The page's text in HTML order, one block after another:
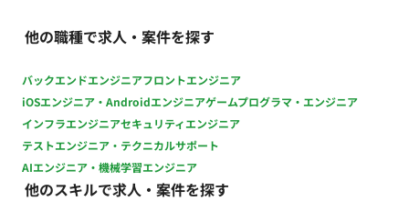
他の職種で求人・案件を探す
バックエンドエンジニアフロントエンジニア
iOSエンジニア・Androidエンジニアゲームプログラマ・エンジニア
インフラエンジニアセキュリティエンジニア
テストエンジニア・テクニカルサポート
AIエンジニア・機械学習エンジニア
他のスキルで求人・案件を探す